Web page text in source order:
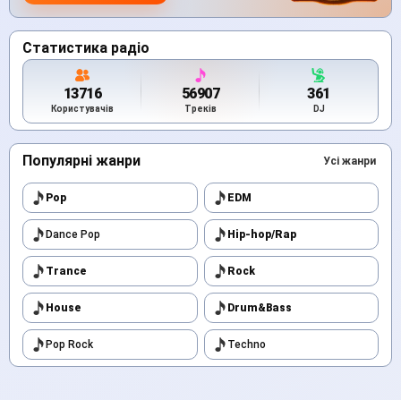
Статистика радіо
13716
Користувачів
56907
Треків
361
DJ
Популярні жанри Усі жанри
Pop EDM
Dance Pop Hip-hop/Rap
Trance Rock
House Drum&Bass
Pop Rock Techno